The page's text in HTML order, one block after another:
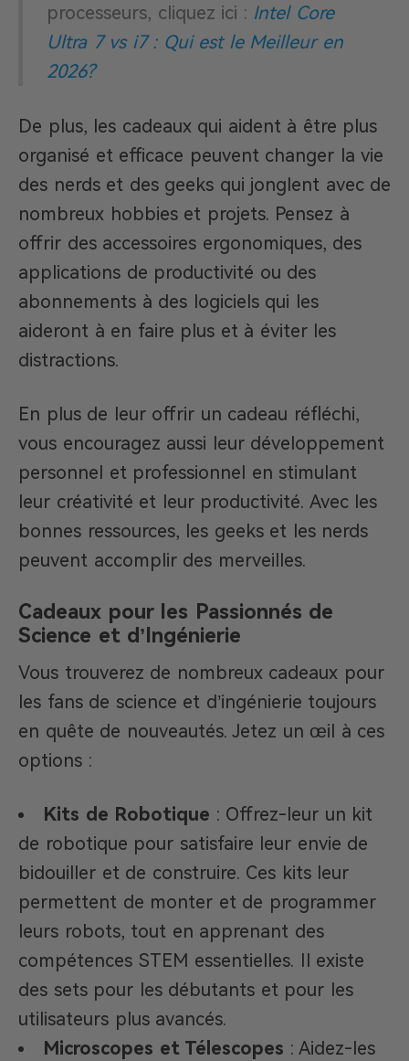
processeurs, cliquez ici : Intel Core
Ultra 7 vs i7 : Qui est le Meilleur en
2026?
De plus, les cadeaux qui aident à être plus
organisé et efficace peuvent changer la vie
des nerds et des geeks qui jonglent avec de
nombreux hobbies et projets. Pensez à
offrir des accessoires ergonomiques, des
applications de productivité ou des
abonnements à des logiciels qui les
aideront à en faire plus et à éviter les
distractions.
En plus de leur offrir un cadeau réfléchi,
vous encouragez aussi leur développement
personnel et professionnel en stimulant
leur créativité et leur productivité. Avec les
bonnes ressources, les geeks et les nerds
peuvent accomplir des merveilles.
Cadeaux pour les Passionnés de
Science et d’Ingénierie
Vous trouverez de nombreux cadeaux pour
les fans de science et d’ingénierie toujours
en quête de nouveautés. Jetez un œil à ces
options :
Kits de Robotique : Offrez-leur un kit
de robotique pour satisfaire leur envie de
bidouiller et de construire. Ces kits leur
permettent de monter et de programmer
leurs robots, tout en apprenant des
compétences STEM essentielles. Il existe
des sets pour les débutants et pour les
utilisateurs plus avancés.
Microscopes et Télescopes : Aidez-les